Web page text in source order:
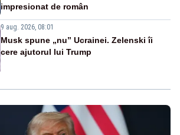
impresionat de român
9 aug. 2026, 08:01
Musk spune „nu” Ucrainei. Zelenski îi
cere ajutorul lui Trump